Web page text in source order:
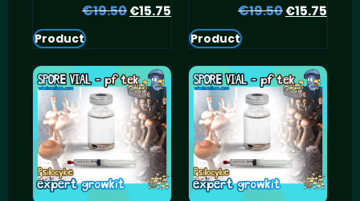
€19.50Oorspronkelijke
was:
€19.50.
€15.75
prijs
is:
€15.75.
Product
€19.50
was:
€19.50.
€15.75
is:
Product